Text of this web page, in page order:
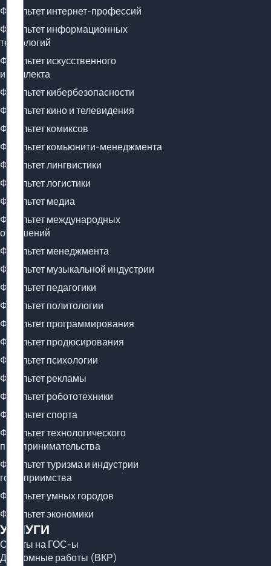
Факультет интернет-профессий
Факультет информационных
технологий
Факультет искусственного
интеллекта
Факультет кибербезопасности
Факультет кино и телевидения
Факультет комиксов
Факультет комьюнити-менеджмента
Факультет лингвистики
Факультет логистики
Факультет медиа
Факультет международных
отношений
Факультет менеджмента
Факультет музыкальной индустрии
Факультет педагогики
Факультет политологии
Факультет программирования
Факультет продюсирования
Факультет психологии
Факультет рекламы
Факультет робототехники
Факультет спорта
Факультет технологического
предпринимательства
Факультет туризма и индустрии
гостеприимства
Факультет умных городов
Факультет экономики
УСЛУГИ
Ответы на ГОС-ы
Дипломные работы (ВКР)